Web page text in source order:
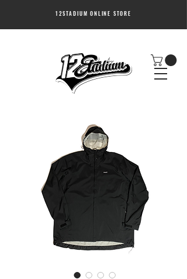
12STADIUM ONLINE STORE